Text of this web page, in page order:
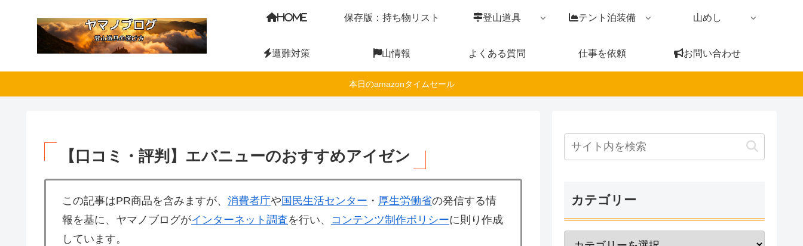
HOME 保存版：持ち物リスト 登山道具 テント泊装備 山めし
遭難対策 山情報 よくある質問 仕事を依頼 お問い合わせ
本日のamazonタイムセール
【口コミ・評判】エバニューのおすすめアイゼン
この記事はPR商品を含みますが、 消費者庁や 国民生活センター ・ 厚生労働省の発信する情
報を基に、ヤマノブログがインターネット調査を行い、 コンテンツ制作ポリシーに則り作成
しています。
カテゴリー